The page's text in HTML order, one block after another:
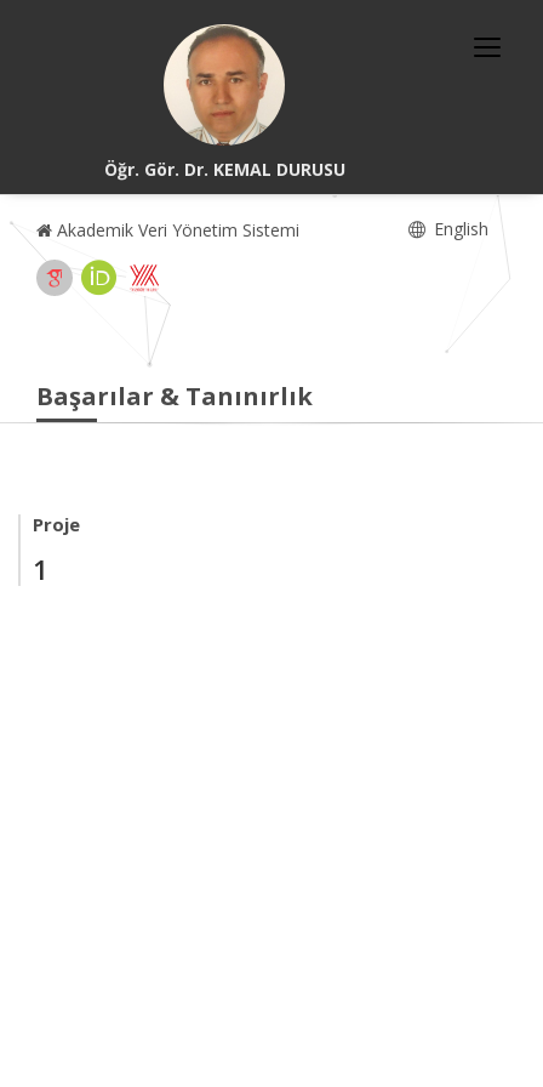
Öğr. Gör. Dr. KEMAL DURUSU
Akademik Veri Yönetim Sistemi English
Başarılar & Tanınırlık
Proje
1